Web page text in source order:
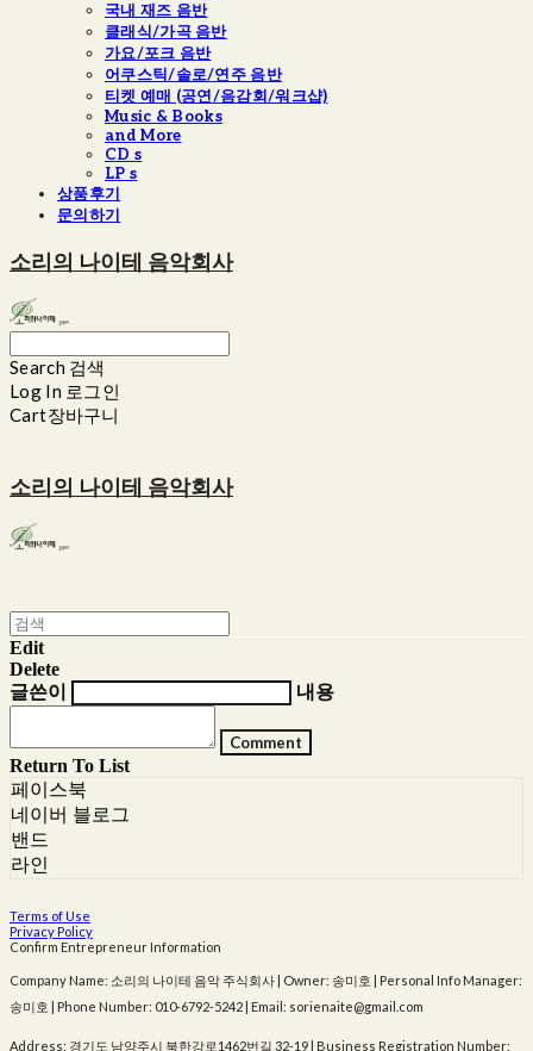
국내 재즈 음반
클래식/가곡 음반
가요/포크 음반
어쿠스틱/솔로/연주 음반
티켓 예매 (공연/음감회/워크샵)
Music & Books
and More
CD s
LP s
상품후기
문의하기
소리의 나이테 음악회사
Search 검색
Log In 로그인
Cart장바구니
소리의 나이테 음악회사
Edit
Delete
글쓴이
내용
Comment
Return To List
페이스북
네이버 블로그
밴드
라인
Terms of Use
Privacy Policy
Confirm Entrepreneur Information
Company Name: 소리의 나이테 음악 주식회사 | Owner: 송미호 | Personal Info Manager:
송미호 | Phone Number: 010-6792-5242 | Email: sorienaite@gmail.com
Address: 경기도 남양주시 북한강로1462번길 32-19 | Business Registration Number: